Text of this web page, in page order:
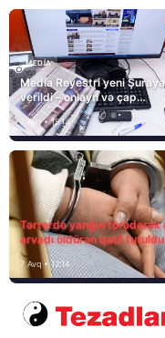
MEDİA
Media Reyestri yeni Şuraya
verildi – onlayn və çap
mediasını nə gözləyir?
7 Avq • 15:14
Tərtərdə yanğın törədərək
arvadı öldürən qatil
SON DƏQİQƏ
7 Avq • 12:14